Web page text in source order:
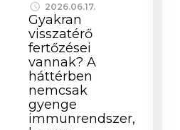
2026.06.17.
Gyakran
visszatérő
fertőzései
vannak? A
háttérben
nemcsak
gyenge
immunrendszer,